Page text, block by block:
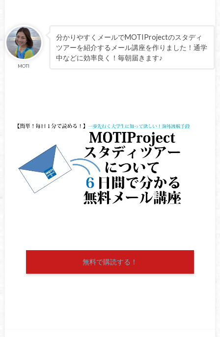
MOTI
分かりやすくメールでMOTIProjectのスタディ
ツアーを紹介するメール講座を作りました！通学
中などに効率良く！毎朝届きます♪
無料で購読する！